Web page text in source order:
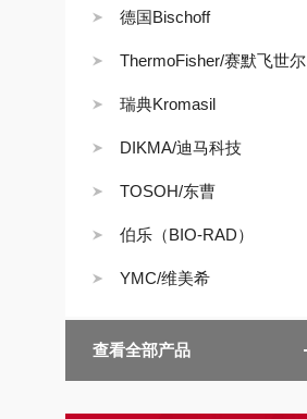
德国Bischoff
ThermoFisher/赛默飞世尔
瑞典Kromasil
DIKMA/迪马科技
TOSOH/东曹
伯乐（BIO-RAD）
YMC/维美希
查看全部产品